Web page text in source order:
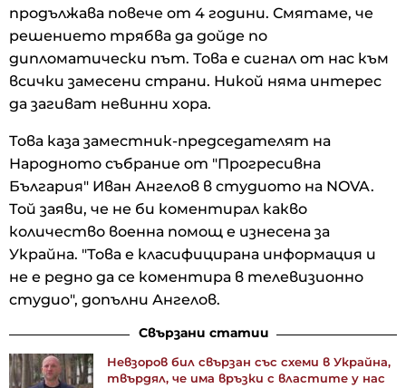
продължава повече от 4 години. Смятаме, че
решението трябва да дойде по
дипломатически път. Това е сигнал от нас към
всички замесени страни. Никой няма интерес
да загиват невинни хора.
Това каза заместник-председателят на
Народното събрание от "Прогресивна
България" Иван Ангелов в студиото на NOVA.
Той заяви, че не би коментирал какво
количество военна помощ е изнесена за
Украйна. "Това е класифицирана информация и
не е редно да се коментира в телевизионно
студио", допълни Ангелов.
Свързани статии
Невзоров бил свързан със схеми в Украйна,
твърдял, че има връзки с властите у нас